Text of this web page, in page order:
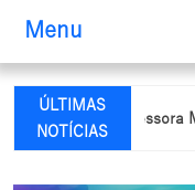
Menu
ÚLTIMAS
NOTÍCIAS
da professora Marlene